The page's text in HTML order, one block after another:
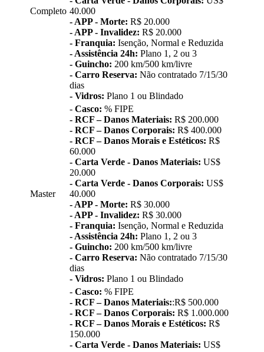
Completo 40.000
- APP - Morte: R$ 20.000
- APP - Invalidez: R$ 20.000
- Franquia: Isenção, Normal e Reduzida
- Assistência 24h: Plano 1, 2 ou 3
- Guincho: 200 km/500 km/livre
- Carro Reserva: Não contratado 7/15/30
dias
- Vidros: Plano 1 ou Blindado
Master
- Casco: % FIPE
- RCF – Danos Materiais: R$ 200.000
- RCF – Danos Corporais: R$ 400.000
- RCF – Danos Morais e Estéticos: R$
60.000
- Carta Verde - Danos Materiais: US$
20.000
- Carta Verde - Danos Corporais: US$
40.000
- APP - Morte: R$ 30.000
- APP - Invalidez: R$ 30.000
- Franquia: Isenção, Normal e Reduzida
- Assistência 24h: Plano 1, 2 ou 3
- Guincho: 200 km/500 km/livre
- Carro Reserva: Não contratado 7/15/30
dias
- Vidros: Plano 1 ou Blindado
- Casco: % FIPE
- RCF – Danos Materiais::R$ 500.000
- RCF – Danos Corporais: R$ 1.000.000
- RCF – Danos Morais e Estéticos: R$
150.000
- Carta Verde - Danos Materiais: US$